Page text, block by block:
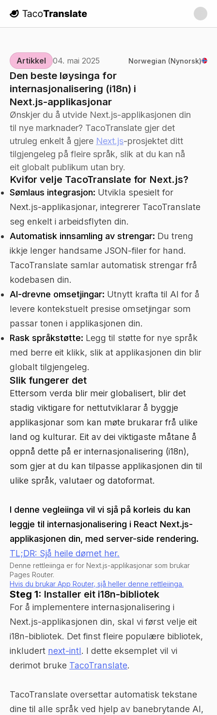
TacoTranslate
Artikkel 04. mai 2025 Norwegian (Nynorsk)
Den beste løysinga for
internasjonalisering (i18n) i
Next.js-applikasjonar
Ønskjer du å utvide Next.js-applikasjonen din
til nye marknader? TacoTranslate gjer det
utruleg enkelt å gjere Next.js-prosjektet ditt
tilgjengeleg på fleire språk, slik at du kan nå
eit globalt publikum utan bry.
Kvifor velje TacoTranslate for Next.js?
Sømlaus integrasjon: Utvikla spesielt for
Next.js-applikasjonar, integrerer TacoTranslate
seg enkelt i arbeidsflyten din.
Automatisk innsamling av strengar: Du treng
ikkje lenger handsame JSON-filer for hand.
TacoTranslate samlar automatisk strengar frå
kodebasen din.
AI-drevne omsetjingar: Utnytt krafta til AI for å
levere kontekstuelt presise omsetjingar som
passar tonen i applikasjonen din.
Rask språkstøtte: Legg til støtte for nye språk
med berre eit klikk, slik at applikasjonen din blir
globalt tilgjengeleg.
Slik fungerer det
Ettersom verda blir meir globalisert, blir det
stadig viktigare for nettutviklarar å byggje
applikasjonar som kan møte brukarar frå ulike
land og kulturar. Eit av dei viktigaste måtane å
oppnå dette på er internasjonalisering (i18n),
som gjer at du kan tilpasse applikasjonen din til
ulike språk, valutaer og datoformat.
I denne vegleiinga vil vi sjå på korleis du kan
leggje til internasjonalisering i React Next.js-
applikasjonen din, med server-side rendering.
TL;DR: Sjå heile dømet her.
Denne rettleiinga er for Next.js-applikasjonar som brukar
Pages Router.
Hvis du brukar App Router, sjå heller denne rettleiinga.
Steg 1: Installer eit i18n-bibliotek
For å implementere internasjonalisering i
Next.js-applikasjonen din, skal vi først velje eit
i18n-bibliotek. Det finst fleire populære bibliotek,
inkludert next-intl. I dette eksemplet vil vi
derimot bruke TacoTranslate.
TacoTranslate oversettar automatisk tekstane
dine til alle språk ved hjelp av banebrytande AI,